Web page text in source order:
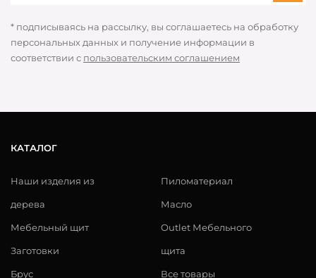
* подписываясь на рассылку, вы соглашаетесь на обработку
персональных данных и получение информации в
соответствии с пользовательским соглашением
КАТАЛОГ
Наши изделия из
дерева
Мебельный щит
Заготовки
Брус
Пиломатериал
Масло
Outlet Мебельного
щита
Все товары